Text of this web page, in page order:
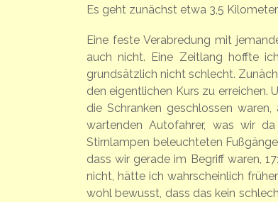
Es geht zunächst etwa 3,5
Eine feste Verabredung mit
auch nicht. Eine Zeitlang hoffte
grundsätzlich nicht schlecht.
den eigentlichen Kurs zu erreichen.
die Schranken geschlossen
wartenden Autofahrer, was wir
Stirnlampen beleuchteten
dass wir gerade im Begriff waren,
nicht, hätte ich wahrscheinlich
wohl bewusst, dass das kein